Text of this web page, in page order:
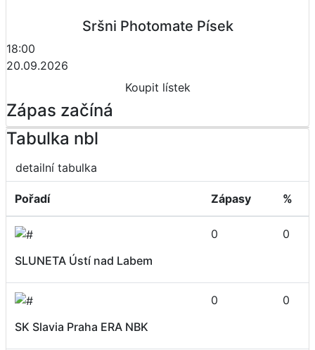
Sršni Photomate Písek
18:00
20.09.2026
Koupit lístek
Zápas začíná
Tabulka nbl
detailní tabulka
Pořadí Zápasy %
SLUNETA Ústí nad Labem
0 0
SK Slavia Praha ERA NBK
0 0